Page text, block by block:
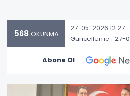
568 OKUNMA
27-05-2026 12:27
Güncelleme : 27-
Abone Ol